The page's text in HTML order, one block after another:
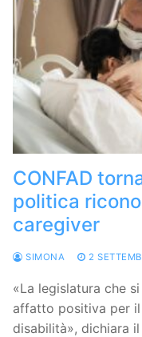
CONFAD
politica
caregiver
SIMONA 2
«La legislatura che
affatto positiva per
disabilità», dichiara